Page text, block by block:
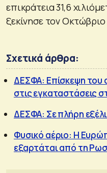
επικράτεια 31,6
ξεκίνησε τον
Σχετικά άρθρα:
ΔΕΣΦΑ: Επίσκεψη του
στις εγκαταστάσεις
ΔΕΣΦΑ: Σε πλήρη
Φυσικό αέριο: Η
εξαρτάται από τη